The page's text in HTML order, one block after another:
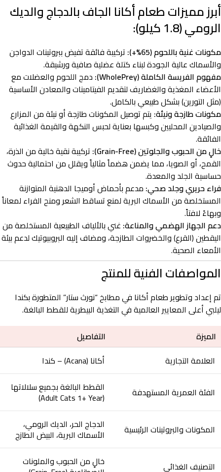
أبرز مميزات طعام أكانا الجاف بالدجاج والديك
الرومي (1.8 كيلو):
مكونات غنية باللحوم (65%+):
تركيبة فائقة تفيض ببروتينات الدواجن
والأسماك عالية الجودة لبناء كتلة عضلية صافية ورشيقة.
مفهوم الفريسة الكاملة (WholePrey):
دمج اللحوم والعضلات مع
الأعضاء المغذية والغضاريف لتقديم الفيتامينات والمعادن الأساسية
(مثل التورين) بشكل طبيعي بالكامل.
مكونات طازجة ونيئة: يتم توصيل المكونات طازجة أو نيئة من المزارع
والصيادين المحليين وكبسها بعناية لحبس النكهة والقيمة الغذائية
الفائقة.
خالٍ من الحبوب والجلوتين (Grain-Free):
تركيبة نقية خالية من الذرة،
القمح، أو الصويا، مما يضمن هضماً مثالياً ويقلل من احتمالية حدوث
حساسية الجلد والمعدة.
فراء حريري وجلد صحي: مدعم بأحماض أوميجا الدهنية المتوازنة
المستخلصة من الأسماك البرية لمنع تساقط الشعر ومنح الفراء لمعاناً
وبهاءً لافتاً.
دعم الجهاز الهضمي والمناعة: غني بالألياف الطبيعية المستخلصة من
اليقطين (القرع) والخضروات الطازجة، ومضاف إليه البروبيوتيك لدعم بيئة
الأمعاء الصحية.
المواصفات الفنية للمنتج
تم إعداد وتطوير طعام أكانا في مطابخ “نورث ستار” المتطورة بكندا
ليلبي أعلى المعايير العالمية في التغذية البيطرية للقطط البالغة.
الميزة
التفاصيل
العلامة التجارية
أكانا (Acana) – كندا
الفئة العمرية المستهدفة القطط البالغة بجميع سلالاتها
(Adult Cats 1+ Year)
المكونات والبروتينات الرئيسية الدجاج الحر، الديك الرومي،
الأسماك البرية، البيض الطازج
التصنيف الغذائي خالٍ من الحبوب والملونات